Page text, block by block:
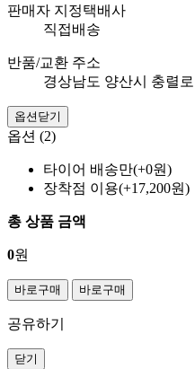
판매자 지정택배사
직접배송
반품/교환 주소
경상남도 양산시 충렬
옵션닫기
옵션 (2)
타이어 배송만(+0원)
장착점 이용(+17,200원)
총 상품 금액
0원
바로구매 바로구매
공유하기
닫기